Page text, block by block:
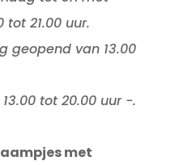
21.00 uur.
geopend van 13.00
tot 20.00 uur -.
met